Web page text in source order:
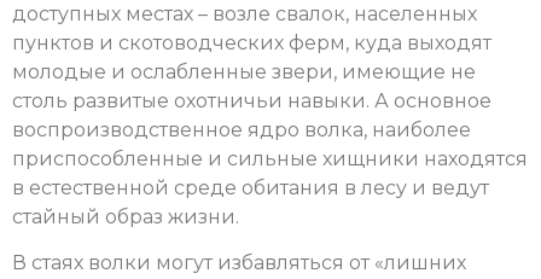
доступных местах – возле свалок, населенных
пунктов и скотоводческих ферм, куда выходят
молодые и ослабленные звери, имеющие не
столь развитые охотничьи навыки. А основное
воспроизводственное ядро волка, наиболее
приспособленные и сильные хищники находятся
в естественной среде обитания в лесу и ведут
стайный образ жизни.
В стаях волки могут избавляться от «лишних